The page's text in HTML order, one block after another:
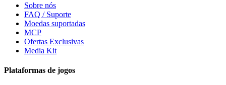
Sobre nós
FAQ / Suporte
Moedas suportadas
MCP
Ofertas Exclusivas
Media Kit
Plataformas de jogos